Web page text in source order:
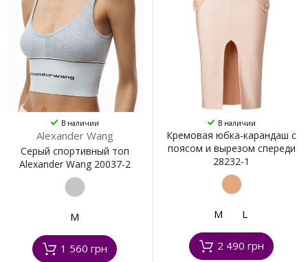
В наличии
Alexander Wang
Серый спортивный топ
Alexander Wang 20037-2
M
1 560 грн
В наличии
Кремовая юбка-карандаш с
поясом и вырезом спереди
28232-1
M L
2 490 грн